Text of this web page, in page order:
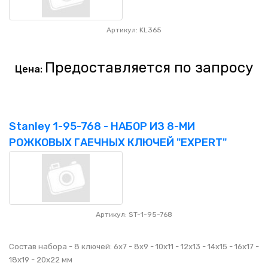
Артикул: KL365
Цена: Предоставляется по запросу
Stanley 1-95-768 - НАБОР ИЗ 8-МИ
РОЖКОВЫХ ГАЕЧНЫХ КЛЮЧЕЙ "EXPERT"
Артикул: ST-1-95-768
Состав набора - 8 ключей: 6x7 - 8x9 - 10x11 - 12x13 - 14x15 - 16x17 -
18x19 - 20x22 мм